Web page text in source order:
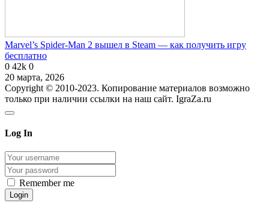
Marvel’s Spider-Man 2 вышел в Steam — как получить игру
бесплатно
0 42k 0
20 марта, 2026
Copyright © 2010-2023. Копирование материалов возможно
только при наличии ссылки на наш сайт. IgraZa.ru
Log In
Remember me